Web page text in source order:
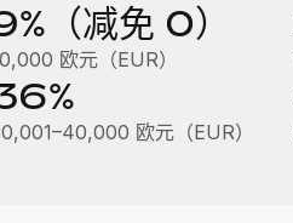
（减免 0）
欧元（EUR）
欧元（EUR）